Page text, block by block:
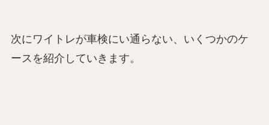
次にワイトレが車検にい通らない、いくつかのケ
ースを紹介していきます。